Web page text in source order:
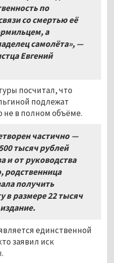
по
со смертью её
,а
самолёта», —
Евгений
посчитал, что
подлежат
не в полном объёме.
частично —
тысяч рублей
и от руководства
,родственница
получить
в размере22тысяч
.
единственной
заявил иск